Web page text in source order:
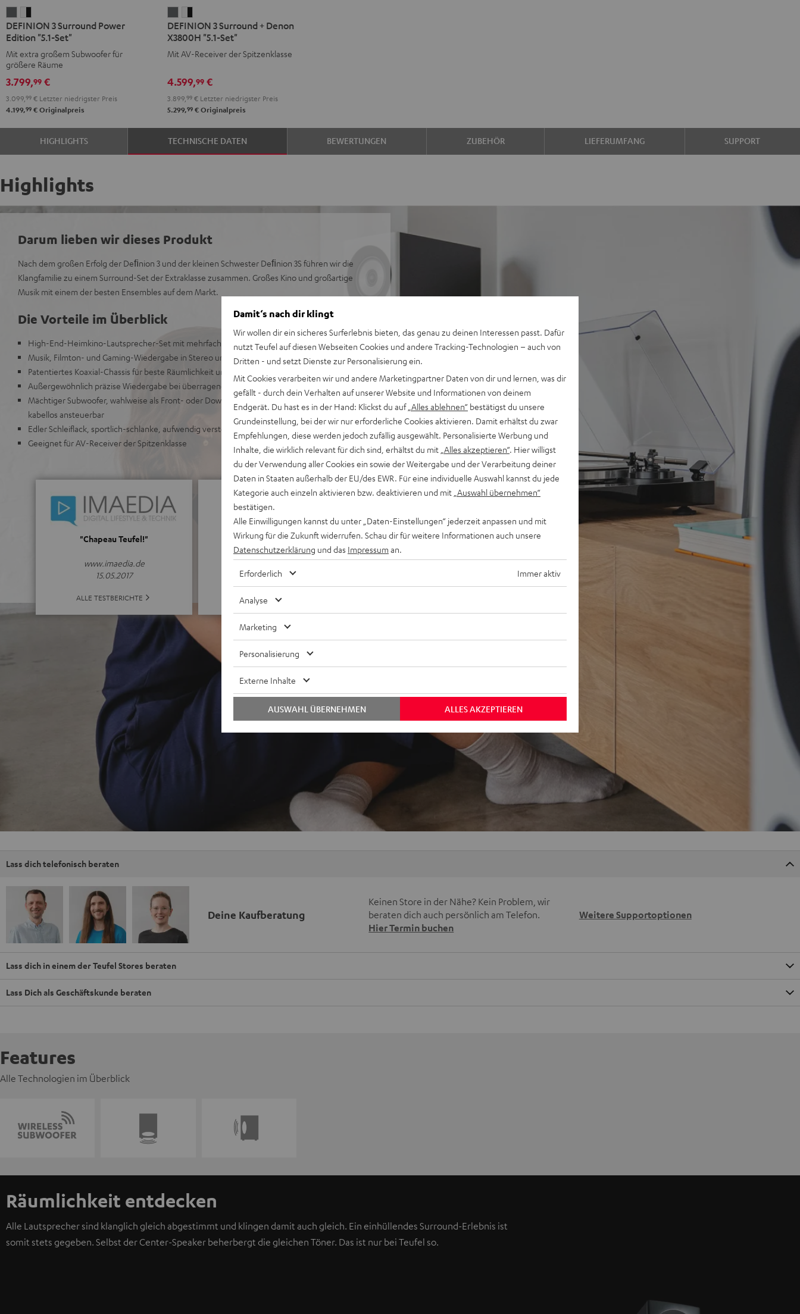
3
Surround
Power
Edition
"5.1-
Set"
Anthrazit
3
Surround
Power
Edition
"5.1-
Set"
Weiß
/
Schwarz
DEFINION 3 Surround Power
Edition "5.1-Set"
Mit extra großem Subwoofer für
größere Räume
3.799,99 €
3.099, 99 € Letzter niedrigster Preis
4.199,99 € Originalpreis
3
Surround
+
X3800H
"5.1-
Set"
Anthrazit
3
Surround
+
X3800H
"5.1-
Set"
Weiß
/
Schwarz
DEFINION 3 Surround + Denon
X3800H "5.1-Set"
Mit AV-Receiver der Spitzenklasse
4.599,99€
3.899, 99€Letzter niedrigster Preis
5.299,99€Originalpreis
HIGHLIGHTS TECHNISCHE DATEN BEWERTUNGEN ZUBEHÖR LIEFERUMFANG SUPPORT
Highlights
Darum lieben wir dieses Produkt
Nach dem großen Erfolg der Deﬁnion 3 und der kleinen Schwester Deﬁnion 3S führen wir die
Klangfamilie zu einem Surround-Set der Extraklasse zusammen. Großes Kino und großartige
Musik mit einem der besten Ensembles auf dem Markt.
Die Vorteile im Überblick
High-End-Heimkino-Lautsprecher-Set mit mehrfach prämierten Definion 3 Lautsprecher
Musik, Filmton- und Gaming-Wiedergabe in Stereo und Surround auf höchstem Niveau
Patentiertes Koaxial-Chassis für beste Räumlichkeit und Abbildungsqualität
Außergewöhnlich präzise Wiedergabe bei überragender Dynamik & Tiefbass
Mächtiger Subwoofer, wahlweise als Front- oder Downfire-Subwoofer verwendbar, optional
kabellos ansteuerbar
Edler Schleiflack, sportlich-schlanke, aufwendig versteifte Gehäuse
Geeignet für AV-Receiver der Spitzenklasse
"Chapeau Teufel!"
www.imaedia.de
15.05.2017
ALLE TESTBERICHTE
(5 von 5 bei 3 Bewertungen)
ALLE BEWERTUNGEN
Lass dich telefonisch beraten
Deine Kaufberatung
Keinen Store in der Nähe? Kein Problem, wir
beraten dich auch persönlich am Telefon.
Hier Termin buchen
Weitere Supportoptionen
Lass dich in einem der Teufel Stores beraten
Lass Dich als Geschäftskunde beraten
Features
Alle Technologien im Überblick
Räumlichkeit entdecken
Alle Lautsprecher sind klanglich gleich abgestimmt und klingen damit auch gleich. Ein einhüllendes Surround-Erlebnis ist
somit stets gegeben. Selbst der Center-Speaker beherbergt die gleichen Töner. Das ist nur bei Teufel so.
Damit‘s nach dir klingt
Wir wollen dir ein sicheres Surferlebnis bieten, das genau zu deinen Interessen passt. Dafür
nutzt Teufel auf diesen Webseiten Cookies und andere Tracking-Technologien – auch von
Dritten - und setzt Dienste zur Personalisierung ein.
Mit Cookies verarbeiten wir und andere Marketingpartner Daten von dir und lernen, was dir
gefällt - durch dein Verhalten auf unserer Website und Informationen von deinem
Endgerät. Du hast es in der Hand: Klickst du auf „Alles ablehnen“ bestätigst du unsere
Grundeinstellung, bei der wir nur erforderliche Cookies aktivieren. Damit erhältst du zwar
Empfehlungen, diese werden jedoch zufällig ausgewählt. Personalisierte Werbung und
Inhalte, die wirklich relevant für dich sind, erhältst du mit „Alles akzeptieren“. Hier willigst
du der Verwendung aller Cookies ein sowie der Weitergabe und der Verarbeitung deiner
Daten in Staaten außerhalb der EU/des EWR. Für eine individuelle Auswahl kannst du jede
Kategorie auch einzeln aktivieren bzw. deaktivieren und mit „Auswahl übernehmen“
bestätigen.
Alle Einwilligungen kannst du unter „Daten-Einstellungen“ jederzeit anpassen und mit
Wirkung für die Zukunft widerrufen. Schau dir für weitere Informationen auch unsere
Datenschutzerklärung und das Impressum an.
Erforderlich Immer aktiv
Analyse
Marketing
Personalisierung
Externe Inhalte
ALLES AKZEPTIEREN
AUSWAHL ÜBERNEHMEN